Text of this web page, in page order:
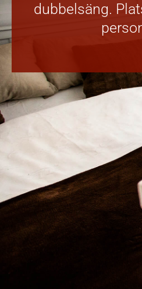
dubbelsäng.